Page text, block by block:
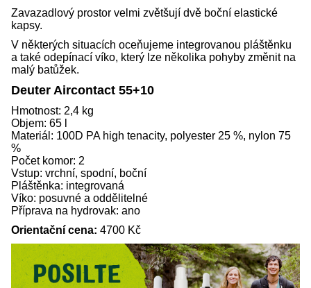
Zavazadlový prostor velmi zvětšují dvě boční elastické
kapsy.
V některých situacích oceňujeme integrovanou pláštěnku
a také odepínací víko, který lze několika pohyby změnit na
malý batůžek.
Deuter Aircontact 55+10
Hmotnost: 2,4 kg
Objem: 65 l
Materiál: 100D PA high tenacity, polyester 25 %, nylon 75
%
Počet komor: 2
Vstup: vrchní, spodní, boční
Pláštěnka: integrovaná
Víko: posuvné a oddělitelné
Příprava na hydrovak: ano
Orientační cena: 4700 Kč